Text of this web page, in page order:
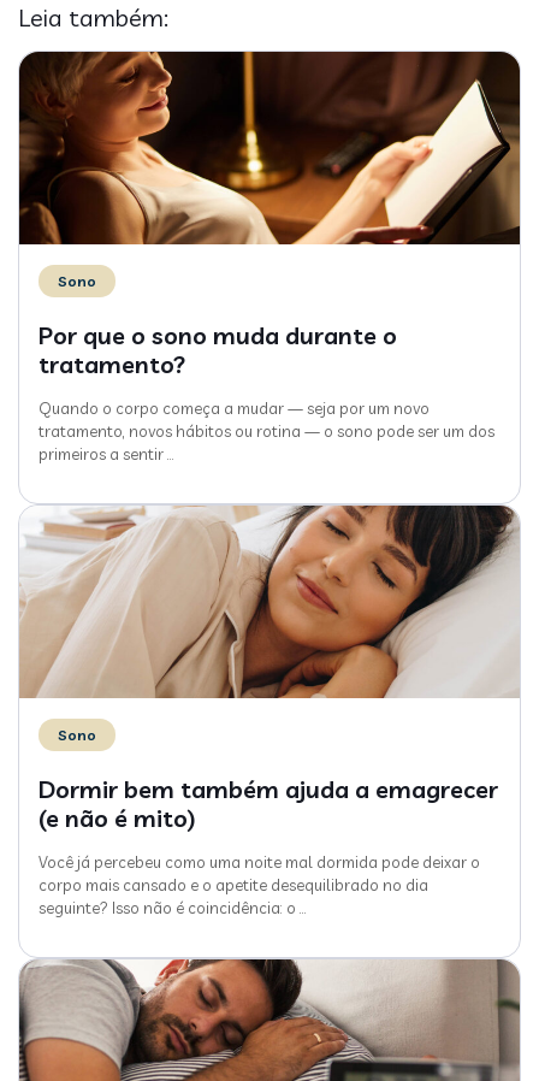
Leia também:
Sono
Por que o sono muda durante o
tratamento?
Quando o corpo começa a mudar — seja por um novo
tratamento, novos hábitos ou rotina — o sono pode ser um dos
primeiros a sentir
Sono
Dormir bem também ajuda a emagrecer
(e não é mito)
Você já percebeu como uma noite mal dormida pode deixar o
corpo mais cansado e o apetite desequilibrado no dia
seguinte? Isso não é coincidência: o